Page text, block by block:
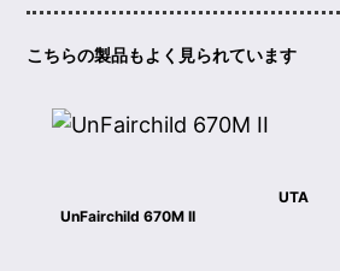
こちらの製品もよく見られています
UTA
UnFairchild 670M II